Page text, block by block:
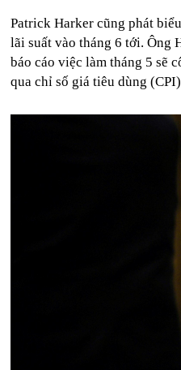
Patrick Harker cũng phát
lãi suất vào tháng 6 tới. Ông
báo cáo việc làm tháng 5 sẽ
qua chỉ số giá tiêu dùng